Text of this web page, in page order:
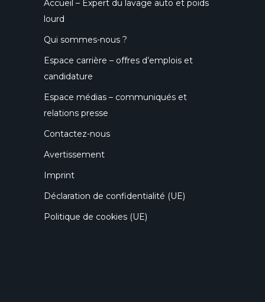
Accueil – Expert du lavage auto et poids
lourd
Qui sommes-nous ?
Espace carrière – offres d’emplois et
candidature
Espace médias – communiqués et
relations presse
Contactez-nous
Avertissement
Imprint
Déclaration de confidentialité (UE)
Politique de cookies (UE)